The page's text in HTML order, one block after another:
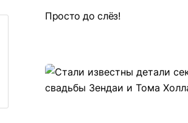
Просто до слёз!